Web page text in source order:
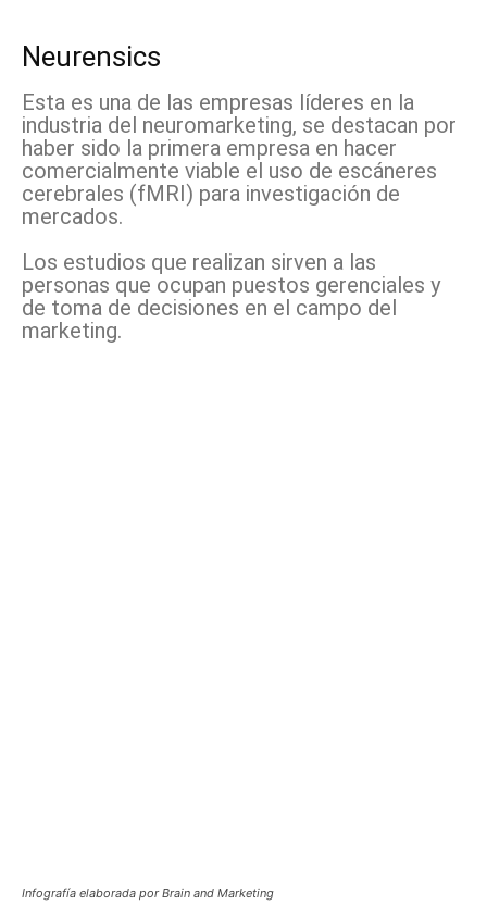
Neurensics
Esta es una de las empresas líderes en la
industria del neuromarketing, se destacan por
haber sido la primera empresa en hacer
comercialmente viable el uso de escáneres
cerebrales (fMRI) para investigación de
mercados.
Los estudios que realizan sirven a las
personas que ocupan puestos gerenciales y
de toma de decisiones en el campo del
marketing.
Infografía elaborada por Brain and Marketing